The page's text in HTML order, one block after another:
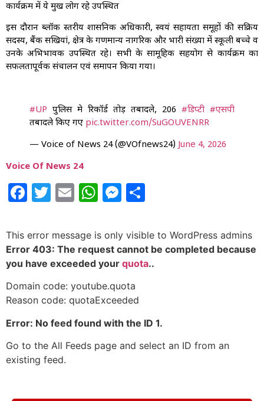
कार्यक्रम में ये प्रमुख लोग रहे उपस्थित
इस दौरान ब्लॉक स्तरीय प्रशासनिक अधिकारी, स्वयं सहायता समूहों की सक्रिय
सदस्य, बैंक सखियां, क्षेत्र के गणमान्य नागरिक और भारी संख्या में स्कूली बच्चे व
उनके अभिभावक उपस्थित रहे। सभी के सामूहिक सहयोग से कार्यक्रम का
सफलतापूर्वक संचालन एवं समापन किया गया।
#UP पुलिस मे रिकॉर्ड तोड़ तबादले, 206 #डिप्टी #एसपी
तबादले किए गए pic.twitter.com/SuGOUVENRR
— Voice of News 24 (@VOfnews24) June 4, 2026
Voice Of News 24
Facebook
Twitter
EmailWhatsApp
Messenger
This error message is only visible to WordPress admins
Error 403: The request cannot be completed because
you have exceeded your quota..
Domain code: youtube.quota
Reason code: quotaExceeded
Error: No feed found with the ID 1.
Go to the All Feeds page and select an ID from an
existing feed.